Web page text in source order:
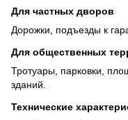
Для частных дворов
Дорожки, подъезды к
Для общественных
Тротуары, парковки,
зданий.
Технические